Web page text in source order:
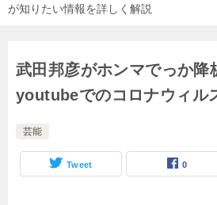
が知りたい情報を詳しく解説
武田邦彦がホンマでっか降
youtubeでのコロナウィル
芸能
Tweet 0